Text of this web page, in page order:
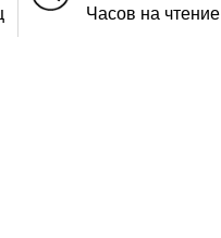
Часов на чтение